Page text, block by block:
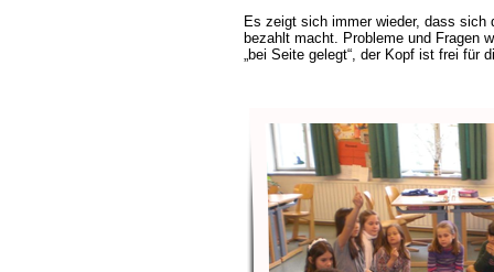
Es zeigt sich immer wieder, dass sich
bezahlt macht. Probleme und Fragen
bei Seite gelegt“, der Kopf ist frei für